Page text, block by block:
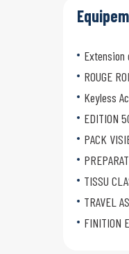
ROUGE ROI
Keyless
EDITION
PACK
TISSU
TRAVEL
FINITION